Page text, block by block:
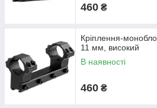
460 ₴
Кріплення-
11 мм, високий
В наявності
460 ₴